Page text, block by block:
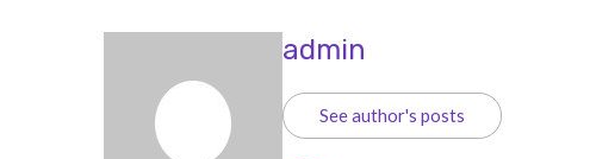
admin
See author's posts